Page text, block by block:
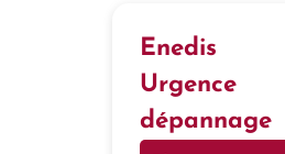
Enedis
Urgence
dépannage